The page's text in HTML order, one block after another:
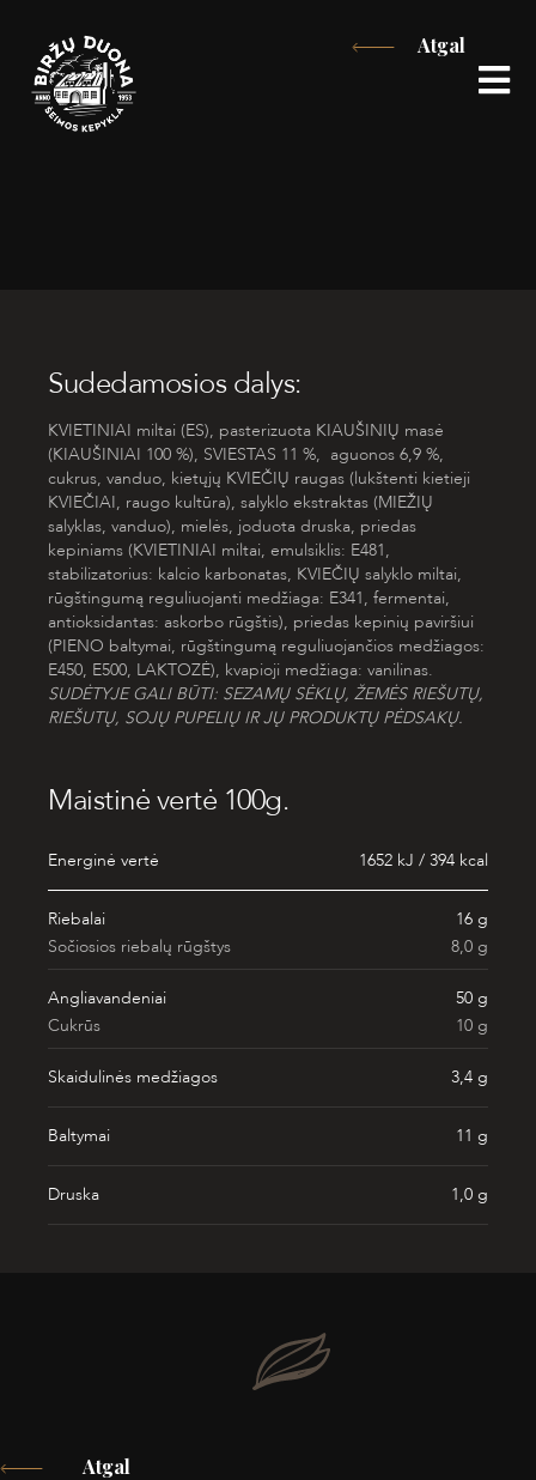
prie
turinio
Atgal
Sudedamosios dalys:
KVIETINIAI miltai (ES), pasterizuota KIAUŠINIŲ masė
(KIAUŠINIAI 100 %), SVIESTAS 11 %, aguonos 6,9 %,
cukrus, vanduo, kietųjų KVIEČIŲ raugas (lukštenti kietieji
KVIEČIAI, raugo kultūra), salyklo ekstraktas (MIEŽIŲ
salyklas, vanduo), mielės, joduota druska, priedas
kepiniams (KVIETINIAI miltai, emulsiklis: E481,
stabilizatorius: kalcio karbonatas, KVIEČIŲ salyklo miltai,
rūgštingumą reguliuojanti medžiaga: E341, fermentai,
antioksidantas: askorbo rūgštis), priedas kepinių paviršiui
(PIENO baltymai, rūgštingumą reguliuojančios medžiagos:
E450, E500, LAKTOZĖ), kvapioji medžiaga: vanilinas.
SUDĖTYJE GALI BŪTI: SEZAMŲ SĖKLŲ, ŽEMĖS RIEŠUTŲ,
RIEŠUTŲ, SOJŲ PUPELIŲ IR JŲ PRODUKTŲ PĖDSAKŲ.
Maistinė vertė 100g.
Energinė vertė 1652 kJ / 394 kcal
Riebalai
16 g
Sočiosios riebalų rūgštys
8,0 g
Angliavandeniai
50 g
Cukrūs
10 g
Skaidulinės medžiagos 3,4 g
Baltymai 11 g
Druska 1,0 g
Atgal